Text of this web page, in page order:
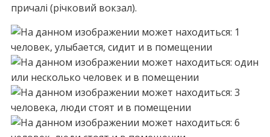
причалі (річковий вокзал).